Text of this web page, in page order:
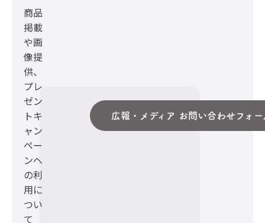
商品
掲載
や画
像提
供、
プレ
ゼン
トキ
ャン
ペー
ンへ
の利
用に
つい
て
広報・メディア お問い合わせフォー